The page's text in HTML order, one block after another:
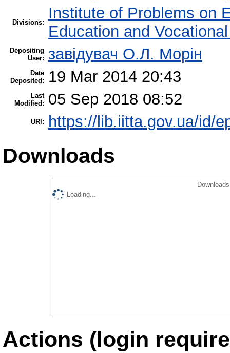
Divisions:
Institute of Problems on
Education and
Depositing
User:
завідувач О.Л. Морін
Date
Deposited:
19 Mar 2014 20:43
Last
Modified:
05 Sep 2018 08:52
URI: https://lib.iitta.gov.ua/id/
Downloads
Loading...
Actions (login